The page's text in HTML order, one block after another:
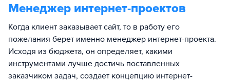
Менеджер интернет-проектов
Когда клиент заказывает сайт, то в работу его
пожелания берет именно менеджер интернет-проекта.
Исходя из бюджета, он определяет, какими
инструментами лучше достичь поставленных
заказчиком задач, создает концепцию интернет-